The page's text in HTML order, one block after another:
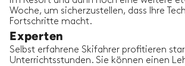
Woche, um sicherzustellen, dass Ihre
Fortschritte macht.
Experten
Selbst erfahrene Skifahrer profitieren
Unterrichtsstunden. Sie können einen